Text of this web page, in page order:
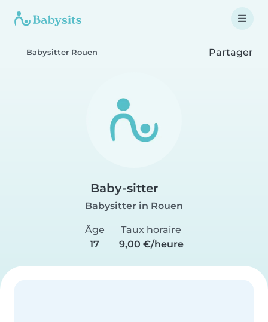
Babysitter Rouen Partager
Baby-sitter
Babysitter in Rouen
Âge
17
Taux horaire
9,00 €/heure